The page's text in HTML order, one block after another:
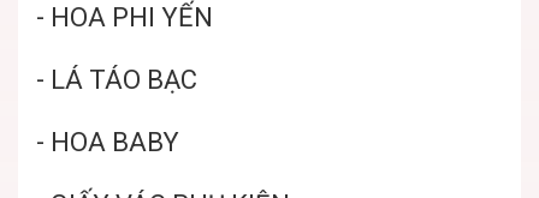
- HOA PHI YẾN
- LÁ TÁO BẠC
- HOA BABY